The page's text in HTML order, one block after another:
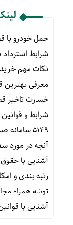
حمل خودرو با
شرایط استرداد
نکات مهم
معرفی بهترین
خسارت تاخیر
شرایط و
۵۱۴۹ سامانه صدای مسافر راه آهن
آنچه در مورد
آشنایی با
رتبه بندی و
توشه همراه
آشنایی با